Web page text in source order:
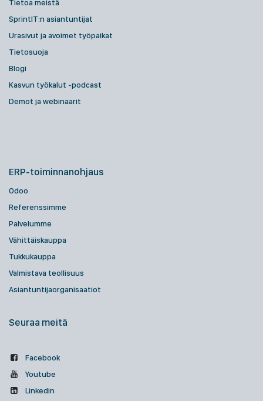
Tietoa meistä
SprintIT:n asiantuntijat
Urasivut ja avoimet työpaikat
Tietosuoja
Blogi
Kasvun työkalut -podcast
Demot ja webinaarit
ERP-toiminnanohjaus
Odoo
Referenssimme
Palvelumme
Vähittäiskauppa
Tukkukauppa
Valmistava teollisuus
Asiantuntijaorganisaatiot
Seuraa meitä
Facebook
Youtube
Linkedin